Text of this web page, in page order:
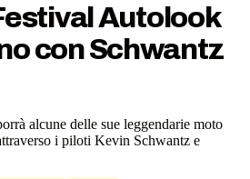
Autolook
con Schwantz
alcune delle sue leggendarie moto
i piloti Kevin Schwantz e